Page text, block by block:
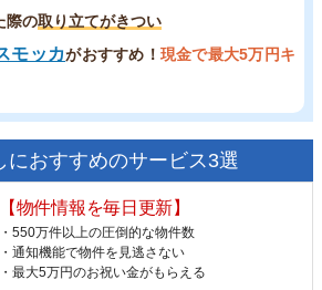
際の取り立てがきつい
モッカがおすすめ！ 現金で最大5万円キ
におすすめのサービス3選
【物件情報を毎日更新】
・550万件以上の圧倒的な物件数
・通知機能で物件を見逃さない
・最大5万円のお祝い金がもらえる